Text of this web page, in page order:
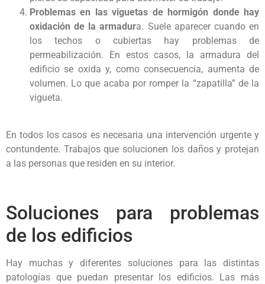
Problemas en las viguetas de hormigón donde hay
oxidación de la armadura. Suele aparecer cuando en
los techos o cubiertas hay problemas de
permeabilización. En estos casos, la armadura del
edificio se oxida y, como consecuencia, aumenta de
volumen. Lo que acaba por romper la “zapatilla” de la
vigueta.
En todos los casos es necesaria una intervención urgente y
contundente. Trabajos que solucionen los daños y protejan
a las personas que residen en su interior.
Soluciones para problemas
de los edificios
Hay muchas y diferentes soluciones para las distintas
patologías que puedan presentar los edificios. Las más